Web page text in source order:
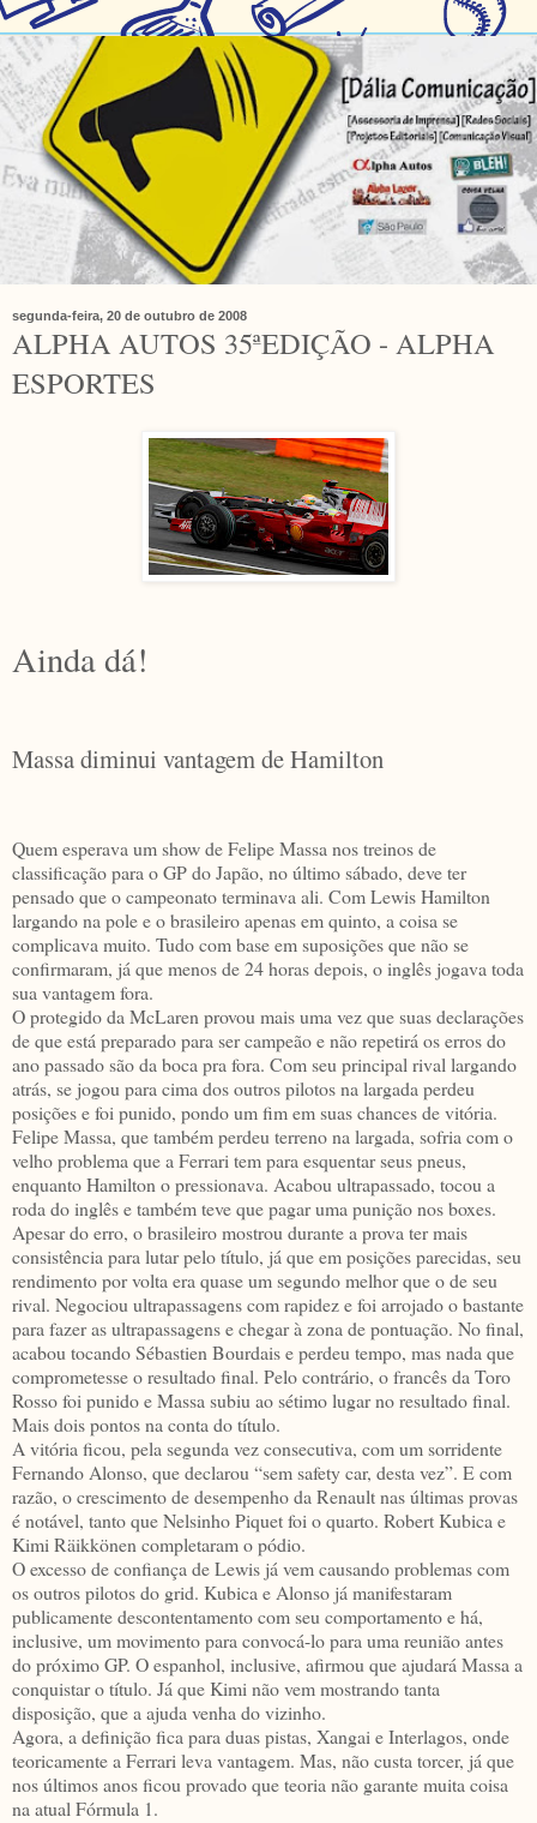
segunda-feira, 20 de outubro de 2008
ALPHA AUTOS 35ªEDIÇÃO - ALPHA
ESPORTES
Ainda dá!
Massa diminui vantagem de Hamilton
Quem esperava um show de Felipe Massa nos treinos de
classificação para o GP do Japão, no último sábado, deve ter
pensado que o campeonato terminava ali. Com Lewis Hamilton
largando na pole e o brasileiro apenas em quinto, a coisa se
complicava muito. Tudo com base em suposições que não se
confirmaram, já que menos de 24 horas depois, o inglês jogava toda
sua vantagem fora.
O protegido da McLaren provou mais uma vez que suas declarações
de que está preparado para ser campeão e não repetirá os erros do
ano passado são da boca pra fora. Com seu principal rival largando
atrás, se jogou para cima dos outros pilotos na largada perdeu
posições e foi punido, pondo um fim em suas chances de vitória.
Felipe Massa, que também perdeu terreno na largada, sofria com o
velho problema que a Ferrari tem para esquentar seus pneus,
enquanto Hamilton o pressionava. Acabou ultrapassado, tocou a
roda do inglês e também teve que pagar uma punição nos boxes.
Apesar do erro, o brasileiro mostrou durante a prova ter mais
consistência para lutar pelo título, já que em posições parecidas, seu
rendimento por volta era quase um segundo melhor que o de seu
rival. Negociou ultrapassagens com rapidez e foi arrojado o bastante
para fazer as ultrapassagens e chegar à zona de pontuação. No final,
acabou tocando Sébastien Bourdais e perdeu tempo, mas nada que
comprometesse o resultado final. Pelo contrário, o francês da Toro
Rosso foi punido e Massa subiu ao sétimo lugar no resultado final.
Mais dois pontos na conta do título.
A vitória ficou, pela segunda vez consecutiva, com um sorridente
Fernando Alonso, que declarou “sem safety car, desta vez”. E com
razão, o crescimento de desempenho da Renault nas últimas provas
é notável, tanto que Nelsinho Piquet foi o quarto. Robert Kubica e
Kimi Räikkönen completaram o pódio.
O excesso de confiança de Lewis já vem causando problemas com
os outros pilotos do grid. Kubica e Alonso já manifestaram
publicamente descontentamento com seu comportamento e há,
inclusive, um movimento para convocá-lo para uma reunião antes
do próximo GP. O espanhol, inclusive, afirmou que ajudará Massa a
conquistar o título. Já que Kimi não vem mostrando tanta
disposição, que a ajuda venha do vizinho.
Agora, a definição fica para duas pistas, Xangai e Interlagos, onde
teoricamente a Ferrari leva vantagem. Mas, não custa torcer, já que
nos últimos anos ficou provado que teoria não garante muita coisa
na atual Fórmula 1.